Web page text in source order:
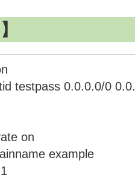
testpass 0.0.0.0/0
on
example